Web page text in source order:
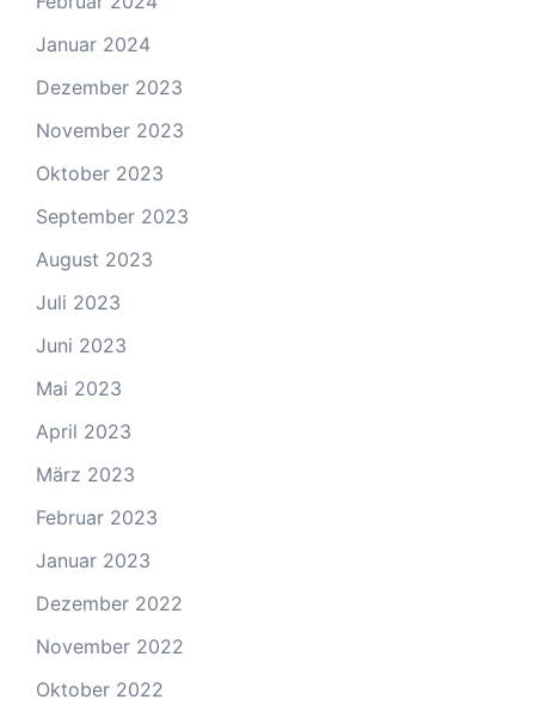
Januar 2024
Dezember 2023
November 2023
Oktober 2023
September 2023
August 2023
Juli 2023
Juni 2023
Mai 2023
April 2023
März 2023
Februar 2023
Januar 2023
Dezember 2022
November 2022
Oktober 2022